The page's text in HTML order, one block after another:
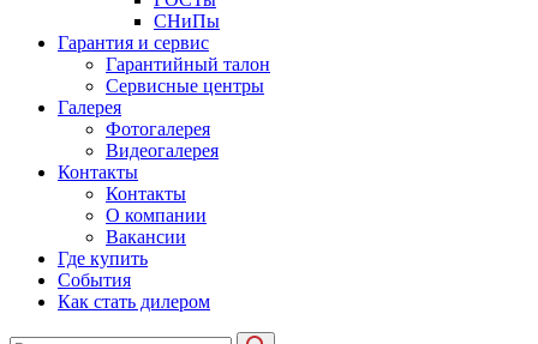
СНиПы
Гарантия и сервис
Гарантийный талон
Сервисные центры
Галерея
Фотогалерея
Видеогалерея
Контакты
Контакты
О компании
Вакансии
Где купить
События
Как стать дилером